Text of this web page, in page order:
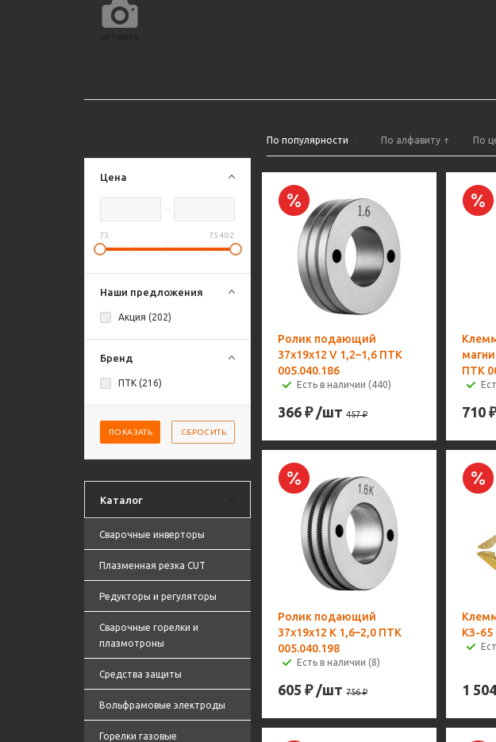
Цена
73 75 402
Наши предложения
Акция (202)
Бренд
ПТК (216)
ПОКАЗАТЬ СБРОСИТЬ
Каталог
Сварочные инверторы
Плазменная резка CUT
Редукторы и регуляторы
Сварочные горелки и
плазмотроны
Средства защиты
Вольфрамовые электроды
Горелки газовые
По популярности По алфавиту По
Ролик подающий
37х19х12 V 1,2–1,6 ПТК
005.040.186
Есть в наличии (440)
366 ₽ /шт 457₽
ПТК
710₽
Ролик подающий
37х19х12 К 1,6–2,0 ПТК
005.040.198
Есть в наличии (8)
605 ₽ /шт 756₽
КЗ-65
1 504